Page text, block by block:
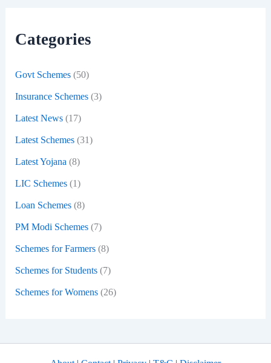
o
Categories
Govt Schemes(50)
Insurance Schemes(3)
Latest News(17)
Latest Schemes(31)
Latest Yojana (8)
LIC Schemes(1)
Loan Schemes(8)
PM Modi Schemes(7)
Schemes for Farmers(8)
Schemes for Students(7)
Schemes for Womens(26)